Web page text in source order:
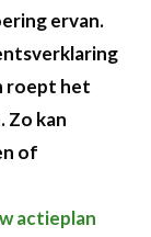
ervan.
roept het
Zo kan
of
actieplan